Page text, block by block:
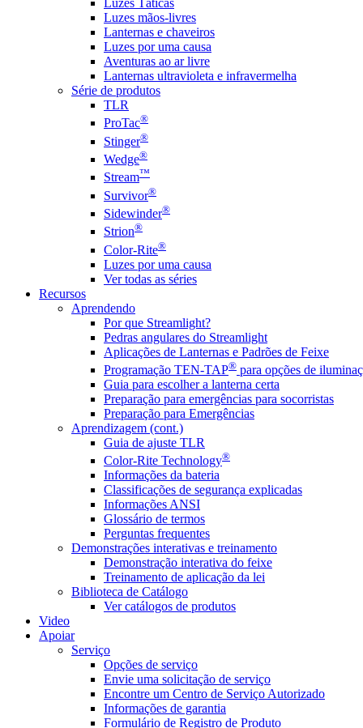
Luzes Táticas
Luzes mãos-livres
Lanternas e chaveiros
Luzes por uma causa
Aventuras ao ar livre
Lanternas ultravioleta e infravermelha
Série de produtos
TLR
ProTac®
Stinger®
Wedge®
Stream™
Survivor®
Sidewinder®
Strion®
Color-Rite®
Luzes por uma causa
Ver todas as séries
Recursos
Aprendendo
Por que Streamlight?
Pedras angulares do Streamlight
Aplicações de Lanternas e Padrões de Feixe
Programação TEN-TAP® para opções de
Guia para escolher a lanterna certa
Preparação para emergências para socorristas
Preparação para Emergências
Aprendizagem (cont.)
Guia de ajuste TLR
Color-Rite Technology®
Informações da bateria
Classificações de segurança explicadas
Informações ANSI
Glossário de termos
Perguntas frequentes
Demonstrações interativas e treinamento
Demonstração interativa do feixe
Treinamento de aplicação da lei
Biblioteca de Catálogo
Ver catálogos de produtos
Video
Apoiar
Serviço
Opções de serviço
Envie uma solicitação de serviço
Encontre um Centro de Serviço Autorizado
Informações de garantia
Formulário de Registro de Produto